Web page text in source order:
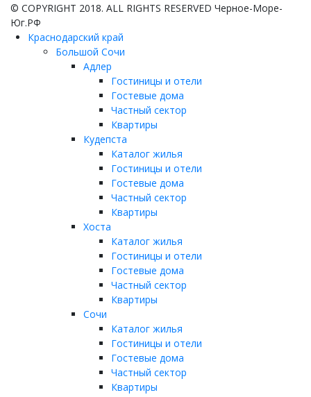
© COPYRIGHT 2018. ALL RIGHTS RESERVED Черное-Море-
Юг.РФ
Краснодарский край
Большой Сочи
Адлер
Гостиницы и отели
Гостевые дома
Частный сектор
Квартиры
Кудепста
Каталог жилья
Гостиницы и отели
Гостевые дома
Частный сектор
Квартиры
Хоста
Каталог жилья
Гостиницы и отели
Гостевые дома
Частный сектор
Квартиры
Сочи
Каталог жилья
Гостиницы и отели
Гостевые дома
Частный сектор
Квартиры